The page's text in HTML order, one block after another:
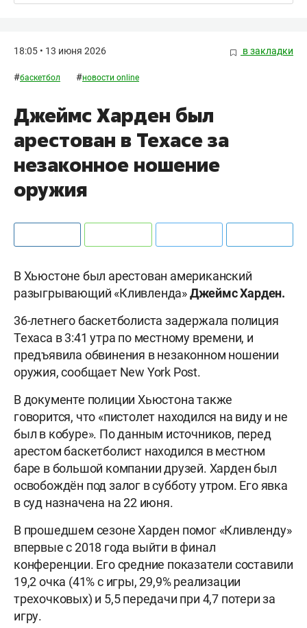
18:05 • 13 июня 2026 в закладки
#баскетбол #новости online
Джеймс Харден был
арестован в Техасе за
незаконное ношение
оружия
В Хьюстоне был арестован американский
разыгрывающий «Кливленда»Джеймс Харден.
36-летнего баскетболиста задержала полиция
Техаса в 3:41 утра по местному времени, и
предъявила обвинения в незаконном ношении
оружия, сообщает New York Post.
В документе полиции Хьюстона также
говорится, что «пистолет находился на виду и не
был в кобуре». По данным источников, перед
арестом баскетболист находился в местном
баре в большой компании друзей. Харден был
освобождён под залог в субботу утром. Его явка
в суд назначена на 22 июня.
В прошедшем сезоне Харден помог «Кливленду»
впервые с 2018 года выйти в финал
конференции. Его средние показатели составили
19,2 очка (41% с игры, 29,9% реализации
трехочковых) и 5,5 передачи при 4,7 потери за
игру.